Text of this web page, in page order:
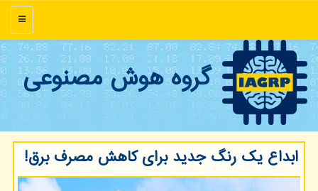
منو
گروه هوش مصنوعی
ابداع یک رنگ جدید برای کاهش مصرف برق!